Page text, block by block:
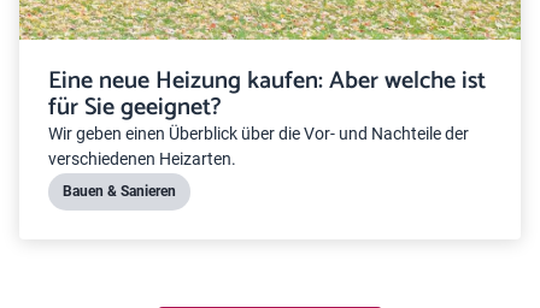
Eine neue Heizung kaufen: Aber welche ist
für Sie geeignet?
Wir geben einen Überblick über die Vor- und Nachteile der
verschiedenen Heizarten.
Bauen & Sanieren